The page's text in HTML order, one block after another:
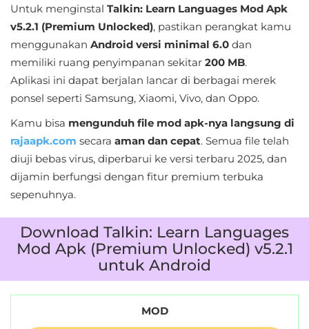
Personalisasi
Personalization
Photography
Shopping
Social
Sports
Untuk menginstal Talkin: Learn Languages Mod Apk
v5.2.1 (Premium Unlocked), pastikan perangkat kamu
menggunakan Android versi minimal 6.0 dan
memiliki ruang penyimpanan sekitar 200 MB.
Aplikasi ini dapat berjalan lancar di berbagai merek
ponsel seperti Samsung, Xiaomi, Vivo, dan Oppo.
Kamu bisa mengunduh file mod apk-nya langsung di
rajaapk.com secara aman dan cepat. Semua file telah
diuji bebas virus, diperbarui ke versi terbaru 2025, dan
dijamin berfungsi dengan fitur premium terbuka
sepenuhnya.
Download Talkin: Learn Languages
Mod Apk (Premium Unlocked) v5.2.1
untuk Android
MOD